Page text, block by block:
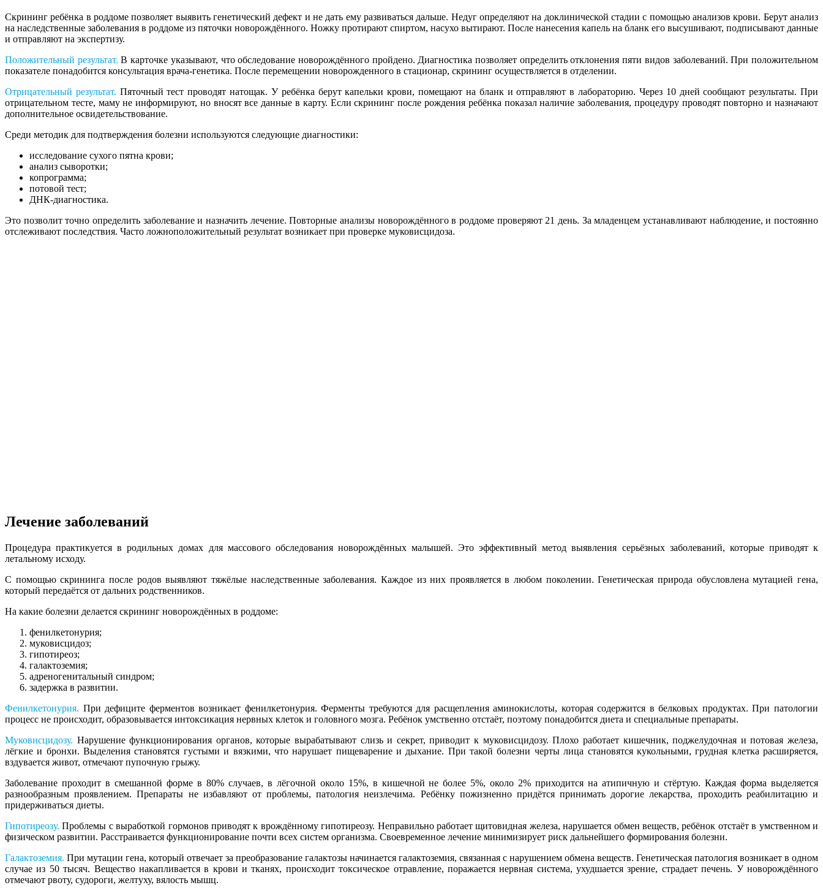
Скрининг ребёнка в роддоме позволяет выявить генетический дефект и не дать ему развиваться дальше. Недуг определяют на доклинической стадии с помощью анализов крови. Берут анализ
на наследственные заболевания в роддоме из пяточки новорождённого. Ножку протирают спиртом, насухо вытирают. После нанесения капель на бланк его высушивают, подписывают данные
и отправляют на экспертизу.
Положительный результат. В карточке указывают, что обследование новорождённого пройдено. Диагностика позволяет определить отклонения пяти видов заболеваний. При положительном
показателе понадобится консультация врача-генетика. После перемещении новорожденного в стационар, скрининг осуществляется в отделении.
Отрицательный результат. Пяточный тест проводят натощак. У ребёнка берут капельки крови, помещают на бланк и отправляют в лабораторию. Через 10 дней сообщают результаты. При
отрицательном тесте, маму не информируют, но вносят все данные в карту. Если скрининг после рождения ребёнка показал наличие заболевания, процедуру проводят повторно и назначают
дополнительное освидетельствование.
Среди методик для подтверждения болезни используются следующие диагностики:
исследование сухого пятна крови;
анализ сыворотки;
копрограмма;
потовой тест;
ДНК-диагностика.
Это позволит точно определить заболевание и назначить лечение. Повторные анализы новорождённого в роддоме проверяют 21 день. За младенцем устанавливают наблюдение, и постоянно
отслеживают последствия. Часто ложноположительный результат возникает при проверке муковисцидоза.
Лечение заболеваний
Процедура практикуется в родильных домах для массового обследования новорождённых малышей. Это эффективный метод выявления серьёзных заболеваний, которые приводят к
летальному исходу.
С помощью скрининга после родов выявляют тяжёлые наследственные заболевания. Каждое из них проявляется в любом поколении. Генетическая природа обусловлена мутацией гена,
который передаётся от дальних родственников.
На какие болезни делается скрининг новорождённых в роддоме:
фенилкетонурия;
муковисцидоз;
гипотиреоз;
галактоземия;
адреногенитальный синдром;
задержка в развитии.
Фенилкетонурия. При дефиците ферментов возникает фенилкетонурия. Ферменты требуются для расщепления аминокислоты, которая содержится в белковых продуктах. При патологии
процесс не происходит, образовывается интоксикация нервных клеток и головного мозга. Ребёнок умственно отстаёт, поэтому понадобится диета и специальные препараты.
Муковисцидозу. Нарушение функционирования органов, которые вырабатывают слизь и секрет, приводит к муковисцидозу. Плохо работает кишечник, поджелудочная и потовая железа,
лёгкие и бронхи. Выделения становятся густыми и вязкими, что нарушает пищеварение и дыхание. При такой болезни черты лица становятся кукольными, грудная клетка расширяется,
вздувается живот, отмечают пупочную грыжу.
Заболевание проходит в смешанной форме в 80% случаев, в лёгочной около 15%, в кишечной не более 5%, около 2% приходится на атипичную и стёртую. Каждая форма выделяется
разнообразным проявлением. Препараты не избавляют от проблемы, патология неизлечима. Ребёнку пожизненно придётся принимать дорогие лекарства, проходить реабилитацию и
придерживаться диеты.
Гипотиреозу. Проблемы с выработкой гормонов приводят к врождённому гипотиреозу. Неправильно работает щитовидная железа, нарушается обмен веществ, ребёнок отстаёт в умственном и
физическом развитии. Расстраивается функционирование почти всех систем организма. Своевременное лечение минимизирует риск дальнейшего формирования болезни.
Галактоземия. При мутации гена, который отвечает за преобразование галактозы начинается галактоземия, связанная с нарушением обмена веществ. Генетическая патология возникает в одном
случае из 50 тысяч. Вещество накапливается в крови и тканях, происходит токсическое отравление, поражается нервная система, ухудшается зрение, страдает печень. У новорождённого
отмечают рвоту, судороги, желтуху, вялость мышц.